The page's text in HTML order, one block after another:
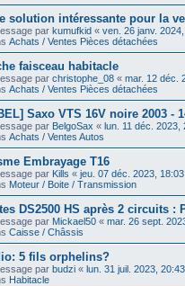
solution intéressante pour la
par kumufkid « ven. 26 janv.
Achats / Ventes Pièces détachées
faisceau habitacle
par christophe_08 « mar. 12 déc.
Achats / Ventes Pièces détachées
Saxo VTS 16V noire 2003 -
par BelgoSax « lun. 11 déc. 2023,
Achats / Ventes Autos
Embrayage T16
par Kills « jeu. 07 déc. 2023, 18:03
Moteur / Boite / Transmission
DS2500 HS après 2 circuits :
par Mickael50 « mar. 26 sept.
Caisse / Châssis
5 fils orphelins?
par budzi « lun. 31 juil. 2023, 20:43
Habitacle